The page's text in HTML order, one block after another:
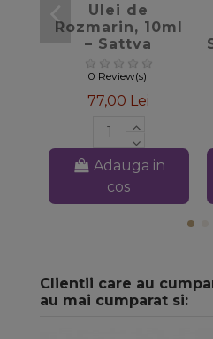
Ulei de
Rozmarin, 10ml
– Sattva
Ayurveda
0 Review(s)
77,00 Lei
Adauga in
cos
Clientii care au
au mai cumparat si: